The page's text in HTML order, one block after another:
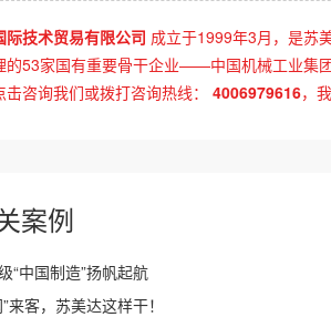
际技术贸易有限公司 成立于1999年3月，是苏
的53家国有重要骨干企业——中国机械工业集
咨询我们或拨打咨询热线：
4006979616，
案例
“中国制造”扬帆起航
来客，苏美达这样干！